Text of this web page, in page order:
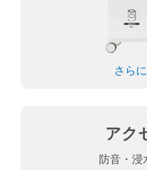
さら
アク
防音・浸